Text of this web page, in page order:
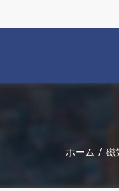
ホーム / 磁